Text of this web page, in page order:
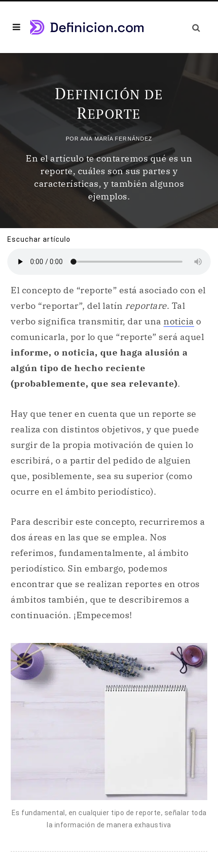
DEFINICIÓN DE
REPORTE
PORANA MARÍA FERNÁNDEZ
En el artículo te contaremos qué es un
reporte, cuáles son sus partes y
características, y también algunos
ejemplos.
Escuchar artículo
El concepto de “reporte” está asociado con el
verbo “reportar”, del latín reportare. Tal
verbo significa transmitir, dar una noticia o
comunicarla, por lo que “reporte” será aquel
informe, o noticia, que haga alusión a
algún tipo de hecho reciente
(probablemente, que sea relevante).
Hay que tener en cuenta que un reporte se
realiza con distintos objetivos, y que puede
surgir de la propia motivación de quien lo
escribirá, o a partir del pedido de alguien
que, posiblemente, sea su superior (como
ocurre en el ámbito periodístico).
Para describir este concepto, recurriremos a
dos áreas en las que se emplea. Nos
referimos, fundamentalmente, al ámbito
periodístico. Sin embargo, podemos
encontrar que se realizan reportes en otros
ámbitos también, que te describiremos a
continuación. ¡Empecemos!
Es fundamental, en cualquier tipo de reporte, señalar toda
la información de manera exhaustiva